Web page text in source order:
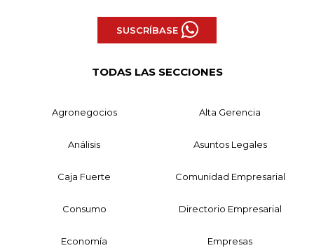
SUSCRÍBASE
TODAS LAS SECCIONES
Agronegocios Alta Gerencia
Análisis Asuntos Legales
Caja Fuerte Comunidad Empresarial
Consumo Directorio Empresarial
Economía Empresas